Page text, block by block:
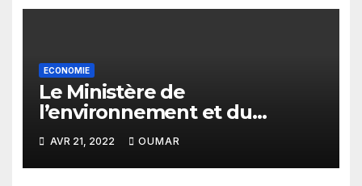
ECONOMIE
Le Ministère de
l’environnement et du
développement durable a
atteint 79% des cibles
techniques en 2021
AVR 21, 2022 OUMAR